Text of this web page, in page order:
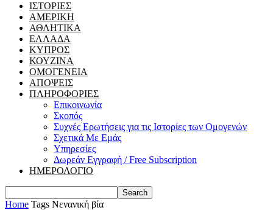
ΙΣΤΟΡΙΕΣ
ΑΜΕΡΙΚΗ
ΑΘΛΗΤΙΚΑ
ΕΛΛΑΔΑ
ΚΥΠΡΟΣ
ΚΟΥΖΙΝΑ
ΟΜΟΓΕΝΕΙΑ
ΑΠΟΨΕΙΣ
ΠΛΗΡΟΦΟΡΙΕΣ
Επικοινωνία
Σκοπός
Συχνές Ερωτήσεις για τις Ιστορίες των Ομογενών
Σχετικά Με Εμάς
Υπηρεσίες
Δωρεάν Εγγραφή / Free Subscription
ΗΜΕΡΟΛΟΓΙΟ
Home Tags Νενανική βία